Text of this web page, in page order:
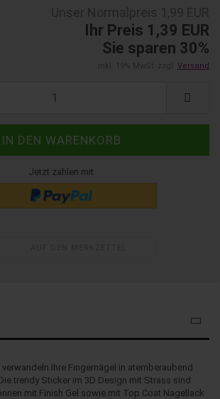
Ihr Preis 1,39 EUR
Sie sparen 30%
Versand
Jetzt zahlen mit
Ihre Fingernägel in atemberaubend
trendy Sticker im 3D Design mit Strass sind
mit Finish Gel sowie mit Top Coat Nagellack